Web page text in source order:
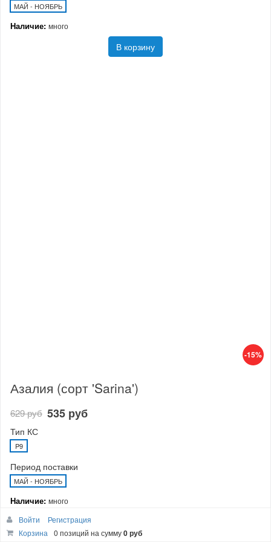
МАЙ - НОЯБРЬ
Наличие: много
В корзину
-15%
Азалия (сорт 'Sarina')
629 руб 535 руб
Тип КС
P9
Период поставки
МАЙ - НОЯБРЬ
Наличие: много
Войти
Регистрация
Корзина
0 позиций на сумму0 руб